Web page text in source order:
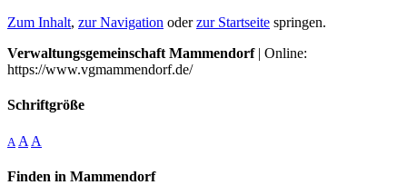
Zum Inhalt, zur Navigation oderzur Startseite springen.
Verwaltungsgemeinschaft Mammendorf| Online:
https://www.vgmammendorf.de/
Schriftgröße
A A A
Finden in Mammendorf